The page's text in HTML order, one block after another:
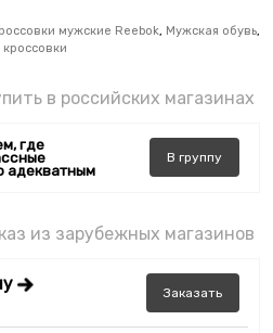
мужские Reebok, Мужская обувь,
в российских магазинах
где
адекватным
В группу
из зарубежных магазинов
Заказать